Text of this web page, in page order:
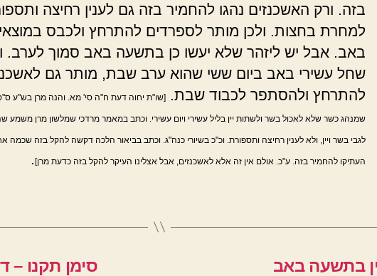
בזה. ורק האשכנזים נהגו להחמיר בזה גם לענין רחיצה
למחרת בחצות. ולכן מותר לספרדים להתרחץ ולכבס
באב. אבל יש ליזהר שלא יעשו כן בתשעה באב סמוך לערב.
שחל עשירי באב ביום ששי שהוא ערב שבת, מותר גם
להתרחץ ולהסתפר לכבוד שבת.
[שו"ת יחוה דעת ח"ה סי' מא. והנה מרן בש"ע
שמנהג כשר שלא לאכול בשר ולשתות יין בליל עשירי ויום עשירי. וכתב במאמר מרדכי שמלשון מרן משמע
לגבי בשר ויין, ולא לענין רחיצה ותספורת. וכ"כ בשיורי כנה"ג. וכתב בביאור הלכה דקשה להקל בזה שכמה
העתיקו להחמיר בזה. ע"כ. אולם אין זה אלא לאשכנזים, אבל אצלינו העיקר להקל בזה כדעת מרן]
בתשעה באב סימן תקנו